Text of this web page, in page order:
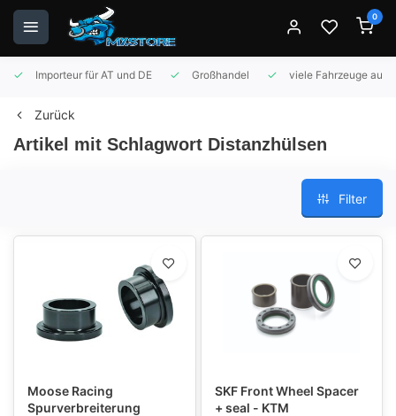
0
Importeur für AT und DE Großhandel viele Fahrzeuge auf
Zurück
Artikel mit Schlagwort Distanzhülsen
Filter
Moose Racing
Spurverbreiterung
SKF Front Wheel Spacer
+ seal - KTM